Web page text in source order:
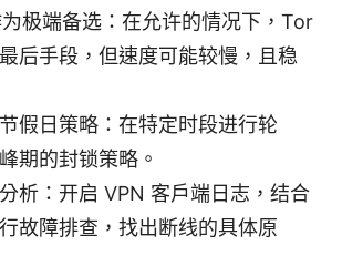
极端备选：在允许的情况下，Tor
后手段，但速度可能较慢，且稳
假日策略：在特定时段进行轮
期的封锁策略。
析：开启 VPN 客户端日志，结合
故障排查，找出断线的具体原